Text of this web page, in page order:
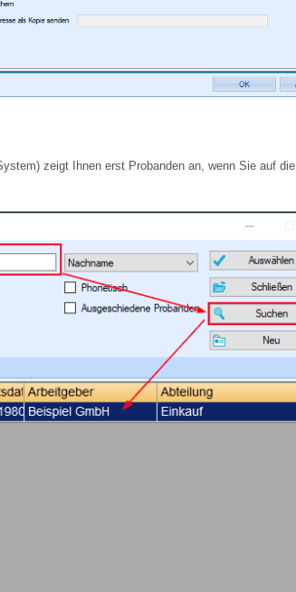
zeigt Ihnen erst Probanden an, wenn Sie auf die